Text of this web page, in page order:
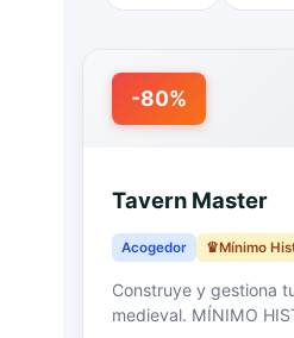
-80%
Tavern Master
Acogedor Mínimo
Construye y gestiona
medieval. MÍNIMO